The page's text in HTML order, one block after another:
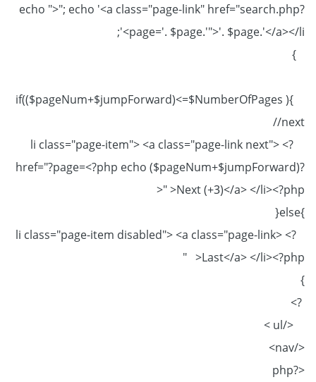
echo ">"; echo '<a class="page-link" href="search.php?
page='. $page.'">'. $page.'</a></li>';
}
if(($pageNum+$jumpForward)<=$NumberOfPages ){
//next
?> <li class="page-item"> <a class="page-link next"
href="?page=<?php echo ($pageNum+$jumpForward)?
>" >Next (+3)</a> </li><?php
}else{
?> <li class="page-item disabled"> <a class="page-link
" >Last</a> </li><?php
}
?>
</ul >
</nav>
<?php